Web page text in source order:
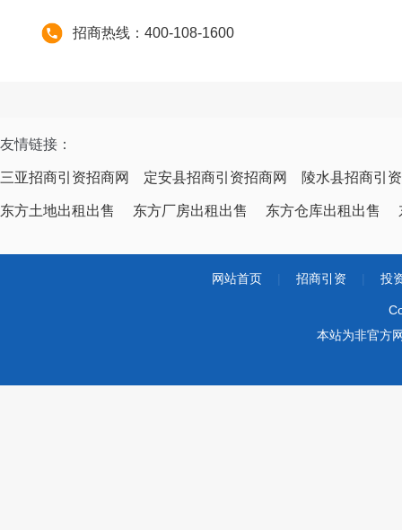
招商热线：400-108-1600
友情链接：
三亚招商引资招商网 定安县招商引资招商网 陵水县招商引
东方土地出租出售 东方厂房出租出售 东方仓库出租出售
网站首页 招商引资 投
本站为非官方